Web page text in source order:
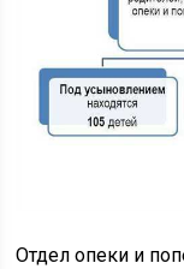
Отдел опеки и